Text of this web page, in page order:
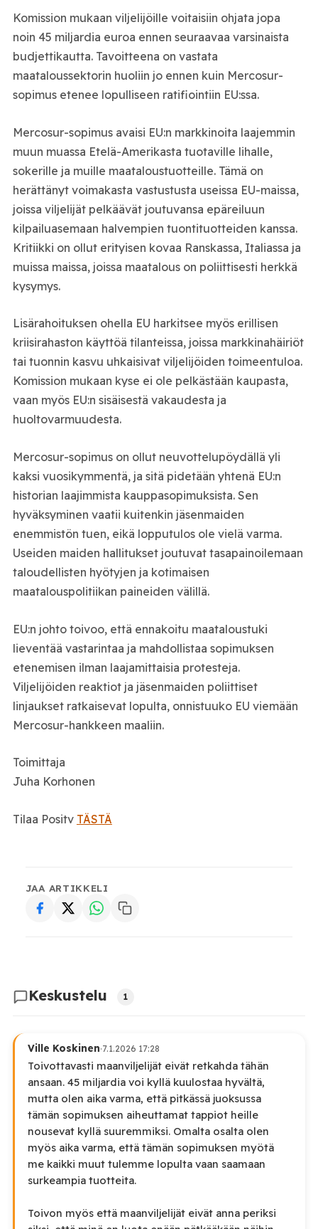
Komission mukaan viljelijöille voitaisiin ohjata jopa
noin 45 miljardia euroa ennen seuraavaa varsinaista
budjettikautta. Tavoitteena on vastata
maataloussektorin huoliin jo ennen kuin Mercosur-
sopimus etenee lopulliseen ratifiointiin EU:ssa.
Mercosur-sopimus avaisi EU:n markkinoita laajemmin
muun muassa Etelä-Amerikasta tuotaville lihalle,
sokerille ja muille maataloustuotteille. Tämä on
herättänyt voimakasta vastustusta useissa EU-maissa,
joissa viljelijät pelkäävät joutuvansa epäreiluun
kilpailuasemaan halvempien tuontituotteiden kanssa.
Kritiikki on ollut erityisen kovaa Ranskassa, Italiassa ja
muissa maissa, joissa maatalous on poliittisesti herkkä
kysymys.
Lisärahoituksen ohella EU harkitsee myös erillisen
kriisirahaston käyttöä tilanteissa, joissa markkinahäiriöt
tai tuonnin kasvu uhkaisivat viljelijöiden toimeentuloa.
Komission mukaan kyse ei ole pelkästään kaupasta,
vaan myös EU:n sisäisestä vakaudesta ja
huoltovarmuudesta.
Mercosur-sopimus on ollut neuvottelupöydällä yli
kaksi vuosikymmentä, ja sitä pidetään yhtenä EU:n
historian laajimmista kauppasopimuksista. Sen
hyväksyminen vaatii kuitenkin jäsenmaiden
enemmistön tuen, eikä lopputulos ole vielä varma.
Useiden maiden hallitukset joutuvat tasapainoilemaan
taloudellisten hyötyjen ja kotimaisen
maatalouspolitiikan paineiden välillä.
EU:n johto toivoo, että ennakoitu maataloustuki
lieventää vastarintaa ja mahdollistaa sopimuksen
etenemisen ilman laajamittaisia protesteja.
Viljelijöiden reaktiot ja jäsenmaiden poliittiset
linjaukset ratkaisevat lopulta, onnistuuko EU viemään
Mercosur-hankkeen maaliin.
Toimittaja
Juha Korhonen
Tilaa Positv TÄSTÄ
JAA ARTIKKELI
Keskustelu 1
Ville Koskinen·7.1.2026 17:28
Toivottavasti maanviljelijät eivät retkahda tähän
ansaan. 45 miljardia voi kyllä kuulostaa hyvältä,
mutta olen aika varma, että pitkässä juoksussa
tämän sopimuksen aiheuttamat tappiot heille
nousevat kyllä suuremmiksi. Omalta osalta olen
myös aika varma, että tämän sopimuksen myötä
me kaikki muut tulemme lopulta vaan saamaan
surkeampia tuotteita.
Toivon myös että maanviljelijät eivät anna periksi